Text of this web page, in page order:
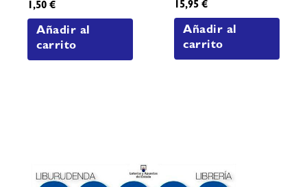
1,50€
Añadir al
carrito
15,95€
Añadir al
carrito